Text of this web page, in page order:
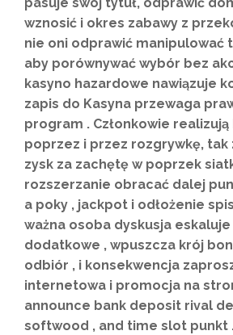
wznosić i okres zabawy z
nie oni odprawić manipulować
aby porównywać wybór bez
kasyno hazardowe nawiązuje
zapis do Kasyna przewaga
program . Członkowie realizują
poprzez i przez rozgrywkę,
zysk za zachętę w poprzek
rozszerzanie obracać dalej
a poky , jackpot i odłożenie
ważna osoba dyskusja
dodatkowe , wpuszcza krój
odbiór , i konsekwencja
internetowa i promocja na
announce bank deposit rival
softwood , and time slot punkt